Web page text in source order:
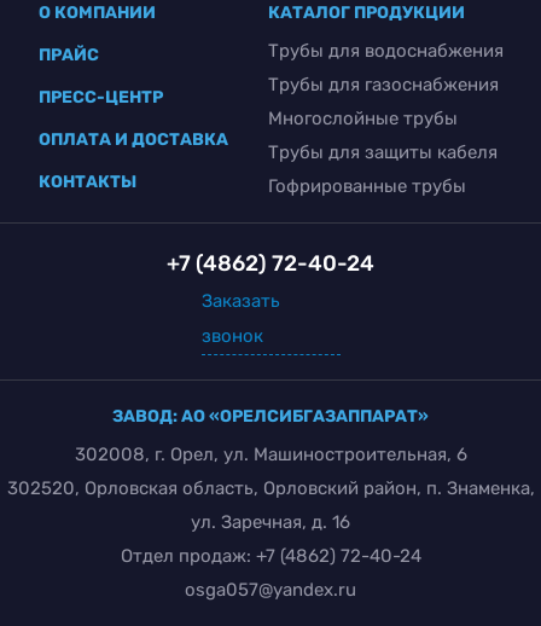
О КОМПАНИИ
ПРАЙС
ПРЕСС-ЦЕНТР
ОПЛАТА И ДОСТАВКА
КОНТАКТЫ
КАТАЛОГ ПРОДУКЦИИ
Трубы для водоснабжения
Трубы для газоснабжения
Многослойные трубы
Трубы для защиты кабеля
Гофрированные трубы
ЗАВОД: АО «ОРЕЛСИБГАЗАППАРАТ»
302008, г. Орел, ул. Машиностроительная, 6
302520, Орловская область, Орловский район, п. Знаменка,
ул. Заречная, д. 16
Отдел продаж: +7 (4862) 72-40-24
osga057@yandex.ru
+7 (4862) 72-40-24
Заказать
звонок